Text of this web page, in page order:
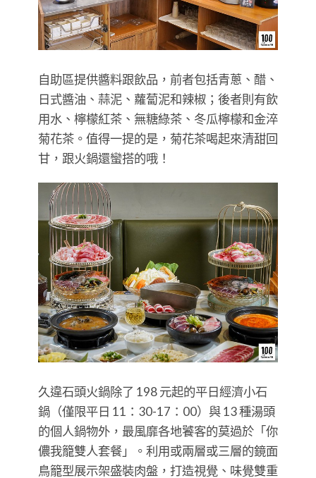
自助區提供醬料跟飲品，前者包括青蔥、醋、
日式醬油、蒜泥、蘿蔔泥和辣椒；後者則有飲
用水、檸檬紅茶、無糖綠茶、冬瓜檸檬和金淬
菊花茶。值得一提的是，菊花茶喝起來清甜回
甘，跟火鍋還蠻搭的哦！
久違石頭火鍋除了 198 元起的平日經濟小石
鍋（僅限平日 11：30-17：00）與 13 種湯頭
的個人鍋物外，最風靡各地饕客的莫過於「你
儂我籠雙人套餐」。利用或兩層或三層的鏡面
鳥籠型展示架盛裝肉盤，打造視覺、味覺雙重